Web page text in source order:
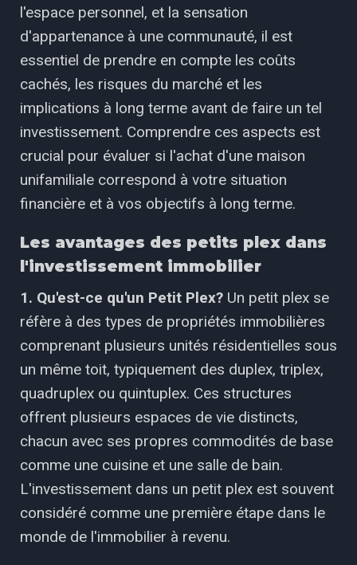
l'espace personnel, et la sensation
d'appartenance à une communauté, il est
essentiel de prendre en compte les coûts
cachés, les risques du marché et les
implications à long terme avant de faire un tel
investissement. Comprendre ces aspects est
crucial pour évaluer si l'achat d'une maison
unifamiliale correspond à votre situation
financière et à vos objectifs à long terme.
Les avantages des petits plex dans
l'investissement immobilier
1. Qu'est-ce qu'un Petit Plex? Un petit plex se
réfère à des types de propriétés immobilières
comprenant plusieurs unités résidentielles sous
un même toit, typiquement des duplex, triplex,
quadruplex ou quintuplex. Ces structures
offrent plusieurs espaces de vie distincts,
chacun avec ses propres commodités de base
comme une cuisine et une salle de bain.
L'investissement dans un petit plex est souvent
considéré comme une première étape dans le
monde de l'immobilier à revenu.